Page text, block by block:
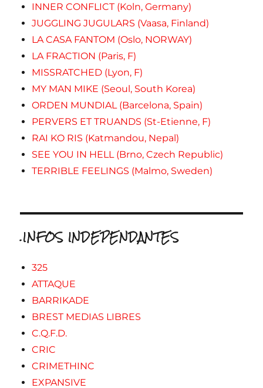
INNER CONFLICT (Koln, Germany)
JUGGLING JUGULARS (Vaasa, Finland)
LA CASA FANTOM (Oslo, NORWAY)
LA FRACTION (Paris, F)
MISSRATCHED (Lyon, F)
MY MAN MIKE (Seoul, South Korea)
ORDEN MUNDIAL (Barcelona, Spain)
PERVERS ET TRUANDS (St-Etienne, F)
RAI KO RIS (Katmandou, Nepal)
SEE YOU IN HELL (Brno, Czech Republic)
TERRIBLE FEELINGS (Malmo, Sweden)
.INFOS INDEPENDANTES
325
ATTAQUE
BARRIKADE
BREST MEDIAS LIBRES
C.Q.F.D.
CRIC
CRIMETHINC
EXPANSIVE